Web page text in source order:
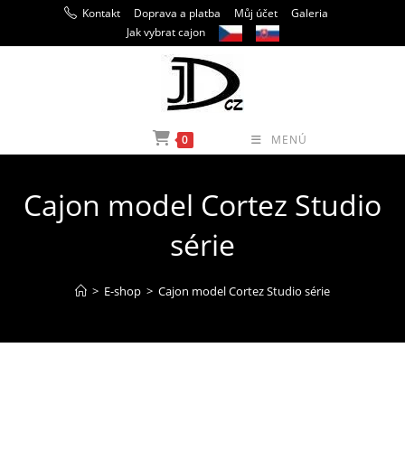
Kontakt Doprava a platba Můj účet
Galeria
Jak vybrat cajon
0 MENÚ
Cajon model Cortez Studio
série
> E-shop > Cajon model Cortez Studio série